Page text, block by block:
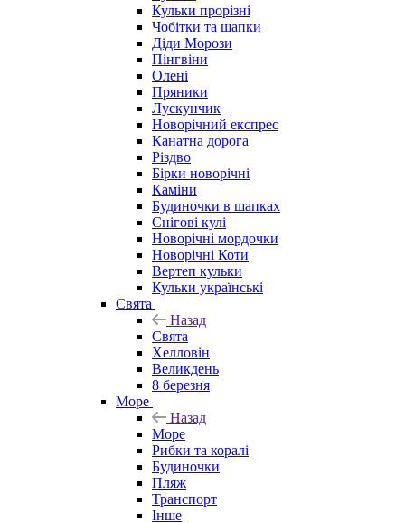
Кульки прорізні
Чобітки та шапки
Діди Морози
Пінгвіни
Олені
Пряники
Лускунчик
Новорічний експрес
Канатна дорога
Різдво
Бірки новорічні
Каміни
Будиночки в шапках
Снігові кулі
Новорічні мордочки
Новорічні Коти
Вертеп кульки
Кульки українські
Свята
Назад
Свята
Хелловін
Великдень
8 березня
Море
Назад
Море
Рибки та коралі
Будиночки
Пляж
Транспорт
Інше